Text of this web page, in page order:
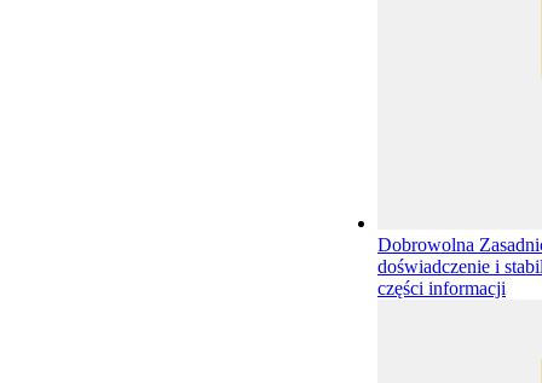
Dobrowolna
doświadczenie i
części informacji